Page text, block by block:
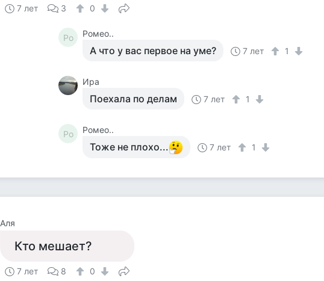
7 лет 3 0
Ро Ромео..
А что у вас первое на уме? 7 лет 1
Ира
Поехала по делам 7 лет 1
Ро Ромео..
Тоже не плохо... 7 лет 1
Аля
Кто мешает?
7 лет 8 0